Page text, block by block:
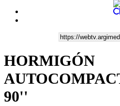
HORMIGÓN
90''